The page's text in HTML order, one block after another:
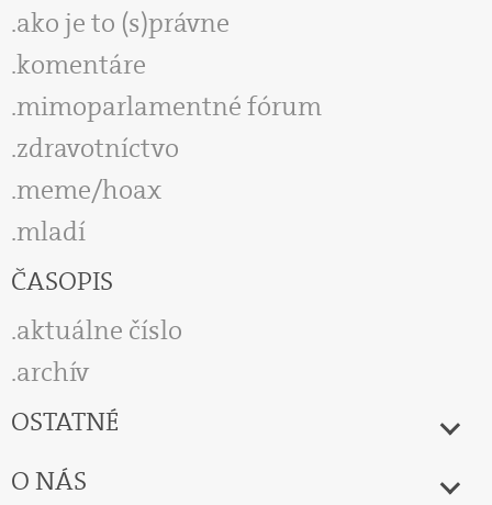
ako je to (s)právne
komentáre
mimoparlamentné fórum
zdravotníctvo
meme/hoax
mladí
ČASOPIS
aktuálne číslo
archív
OSTATNÉ
O NÁS